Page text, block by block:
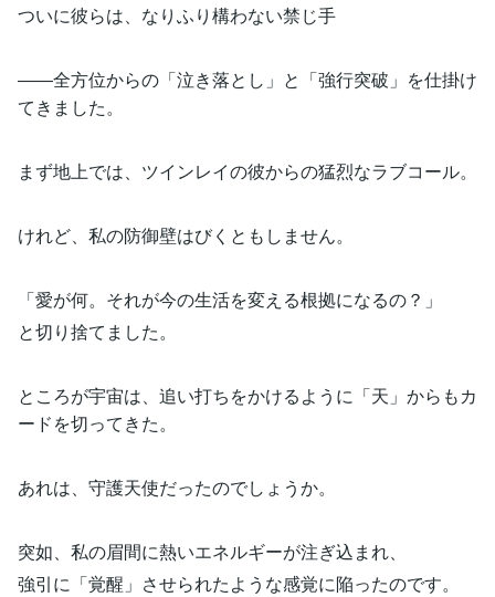
ついに彼らは、なりふり構わない禁じ手
――全方位からの「泣き落とし」と「強行突破」を仕掛け
てきました。
まず地上では、ツインレイの彼からの猛烈なラブコール。
けれど、私の防御壁はびくともしません。
「愛が何。それが今の生活を変える根拠になるの？」
と切り捨てました。
ところが宇宙は、追い打ちをかけるように「天」からもカ
ードを切ってきた。
あれは、守護天使だったのでしょうか。
突如、私の眉間に熱いエネルギーが注ぎ込まれ、
強引に「覚醒」させられたような感覚に陥ったのです。